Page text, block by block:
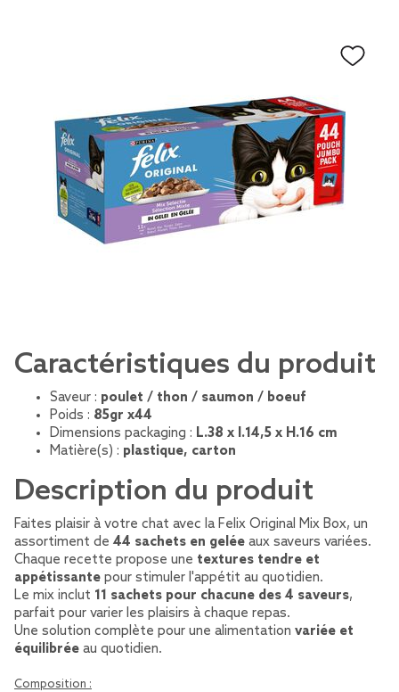
Caractéristiques du produit
Saveur : poulet / thon / saumon / boeuf
Poids : 85gr x44
Dimensions packaging : L.38 x l.14,5 x H.16 cm
Matière(s) : plastique, carton
Description du produit
Faites plaisir à votre chat avec la Felix Original Mix Box, un
assortiment de 44 sachets en gelée aux saveurs variées.
Chaque recette propose une textures tendre et
appétissante pour stimuler l'appétit au quotidien.
Le mix inclut 11 sachets pour chacune des 4 saveurs,
parfait pour varier les plaisirs à chaque repas.
Une solution complète pour une alimentation variée et
équilibrée au quotidien.
Composition :